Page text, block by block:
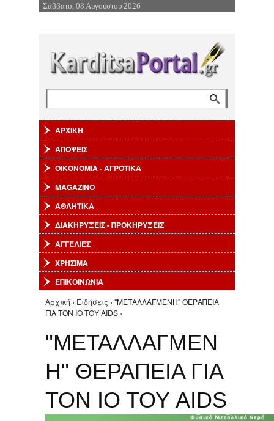
Επιστροφή στην Πλοήγηση
Σάββατο, 08 Αυγούστου 2026
ΑΡΧΙΚΗ
ΑΠΟΨΕΙΣ
ΟΙΚΟΝΟΜΙΑ - ΑΓΡΟΤΙΚΑ
MAGAZINO
ΑΘΛΗΤΙΚΑ
ΔΙΑΚΗΡΥΞΕΙΣ - ΠΡΟΚΗΡΥΞΕΙΣ
ΑΓΓΕΛΙΕΣ
ΧΡΗΣΙΜΑ
ΕΠΙΚΟΙΝΩΝΙΑ
Είστε εδώ
Αρχική › Ειδήσεις › "ΜΕΤΑΛΛΑΓΜΕΝΗ" ΘΕΡΑΠΕΙΑ
ΓΙΑ ΤΟΝ ΙΟ ΤΟΥ AIDS ›
"ΜΕΤΑΛΛΑΓΜΕΝ
Η" ΘΕΡΑΠΕΙΑ ΓΙΑ
ΤΟΝ ΙΟ ΤΟΥ AIDS